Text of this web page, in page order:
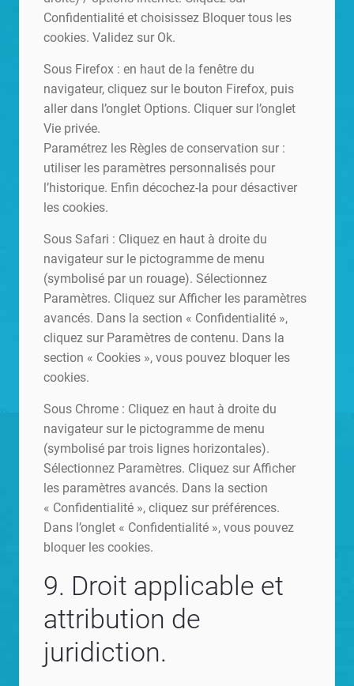
Confidentialité et choisissez Bloquer tous les
cookies. Validez sur Ok.
Sous Firefox : en haut de la fenêtre du
navigateur, cliquez sur le bouton Firefox, puis
aller dans l’onglet Options. Cliquer sur l’onglet
Vie privée.
Paramétrez les Règles de conservation sur :
utiliser les paramètres personnalisés pour
l’historique. Enfin décochez-la pour désactiver
les cookies.
Sous Safari : Cliquez en haut à droite du
navigateur sur le pictogramme de menu
(symbolisé par un rouage). Sélectionnez
Paramètres. Cliquez sur Afficher les paramètres
avancés. Dans la section « Confidentialité »,
cliquez sur Paramètres de contenu. Dans la
section « Cookies », vous pouvez bloquer les
cookies.
Sous Chrome : Cliquez en haut à droite du
navigateur sur le pictogramme de menu
(symbolisé par trois lignes horizontales).
Sélectionnez Paramètres. Cliquez sur Afficher
les paramètres avancés. Dans la section
« Confidentialité », cliquez sur préférences.
Dans l’onglet « Confidentialité », vous pouvez
bloquer les cookies.
9. Droit applicable et
attribution de
juridiction.